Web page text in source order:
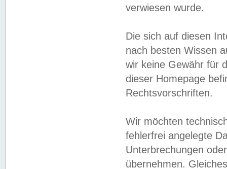
verwiesen wurde.
Die sich auf diesen
nach besten Wissen
wir keine Gewähr für
dieser Homepage
Rechtsvorschriften.
Wir möchten
fehlerfrei angelegte
Unterbrechungen
übernehmen.